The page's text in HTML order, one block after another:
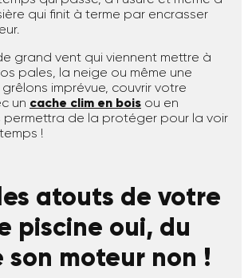
qui finit à terme par encrasser
grand vent qui viennent mettre à
pales, la neige ou même une
imprévue, couvrir votre
un cache clim en bois ou en
permettra de la protéger pour la voir
!
atouts de votre
piscine oui, du
moteur non !